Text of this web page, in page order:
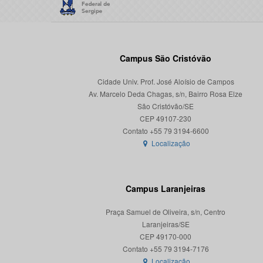
Campus São Cristóvão
Cidade Univ. Prof. José Aloísio de Campos
Av. Marcelo Deda Chagas, s/n, Bairro Rosa Elze
São Cristóvão/SE
CEP 49107-230
Localização
Campus Laranjeiras
Praça Samuel de Oliveira, s/n, Centro
Laranjeiras/SE
CEP 49170-000
Localização